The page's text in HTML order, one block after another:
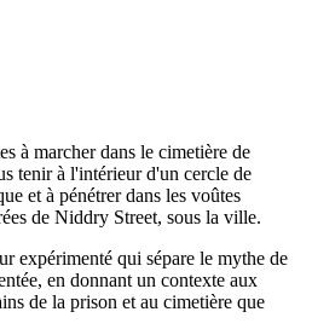
à marcher dans le cimetière de
tenir à l'intérieur d'un cercle de
et à pénétrer dans les voûtes
de Niddry Street, sous la ville.
expérimenté qui sépare le mythe de
en donnant un contexte aux
de la prison et au cimetière que